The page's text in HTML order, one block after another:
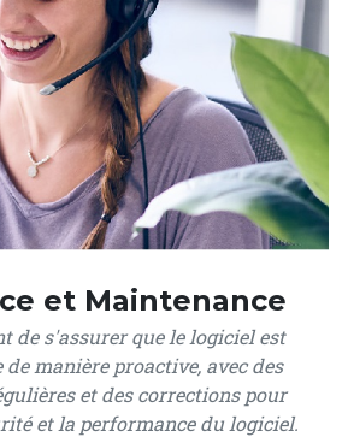
et Maintenance
de s'assurer que le logiciel est
de manière proactive, avec des
et des corrections pour
et la performance du logiciel.